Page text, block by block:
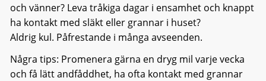
och vänner? Leva tråkiga dagar i ensamhet och knappt
ha kontakt med släkt eller grannar i huset?
Aldrig kul. Påfrestande i många avseenden.
Några tips: Promenera gärna en dryg mil varje vecka
och få lätt andfåddhet, ha ofta kontakt med grannar